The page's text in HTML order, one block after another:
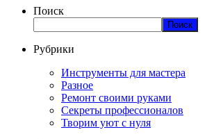
Поиск
Поиск
Рубрики
Инструменты для мастера
Разное
Ремонт своими руками
Секреты профессионалов
Творим уют с нуля